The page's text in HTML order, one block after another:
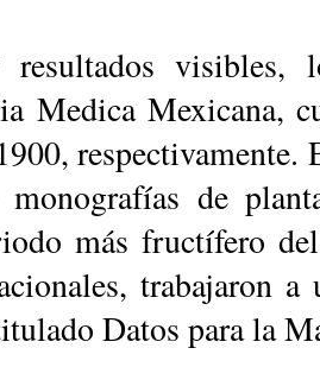
resultados visibles,
Medica Mexicana,
de
más fructífero
trabajaron
Datos pa­ra la